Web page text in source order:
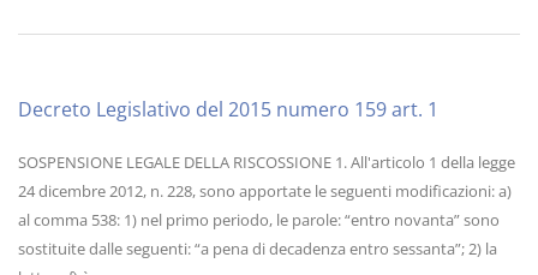
Decreto Legislativo del 2015 numero 159 art. 1
SOSPENSIONE LEGALE DELLA RISCOSSIONE 1. All'articolo 1 della legge
24 dicembre 2012, n. 228, sono apportate le seguenti modificazioni: a)
al comma 538: 1) nel primo periodo, le parole: “entro novanta” sono
sostituite dalle seguenti: “a pena di decadenza entro sessanta”; 2) la